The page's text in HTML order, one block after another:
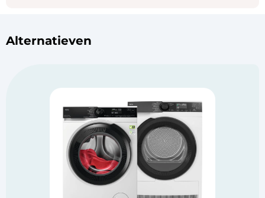
Alternatieven